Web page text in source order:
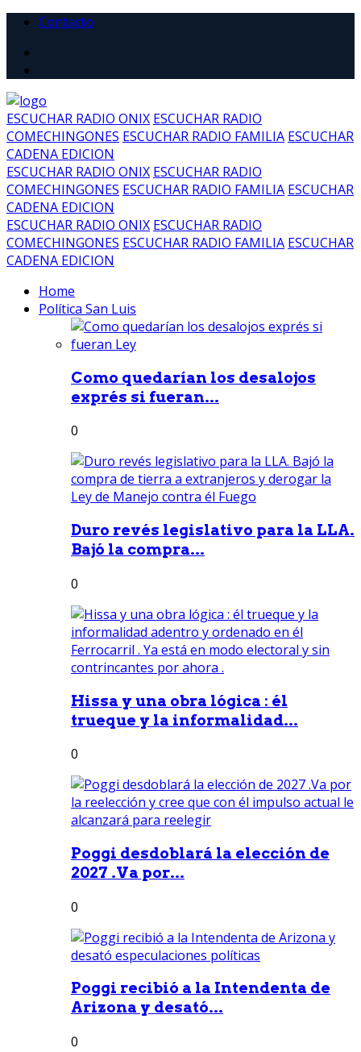
Contacto
ESCUCHAR RADIO ONIX ESCUCHAR RADIO
COMECHINGONES ESCUCHAR RADIO FAMILIA ESCUCHAR
CADENA EDICION
ESCUCHAR RADIO ONIX ESCUCHAR RADIO
COMECHINGONES ESCUCHAR RADIO FAMILIA ESCUCHAR
CADENA EDICION
ESCUCHAR RADIO ONIX ESCUCHAR RADIO
COMECHINGONES ESCUCHAR RADIO FAMILIA ESCUCHAR
CADENA EDICION
Home
Política San Luis
Como quedarían los desalojos
exprés si fueran...
0
Duro revés legislativo para la LLA.
Bajó la compra...
0
Hissa y una obra lógica : él
trueque y la informalidad...
0
Poggi desdoblará la elección de
2027 .Va por...
0
Poggi recibió a la Intendenta de
Arizona y desató...
0